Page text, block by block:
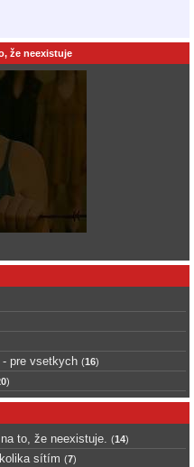
že neexistuje
pre vsetkych (16)
)
to, že neexistuje. (14)
sítím (7)